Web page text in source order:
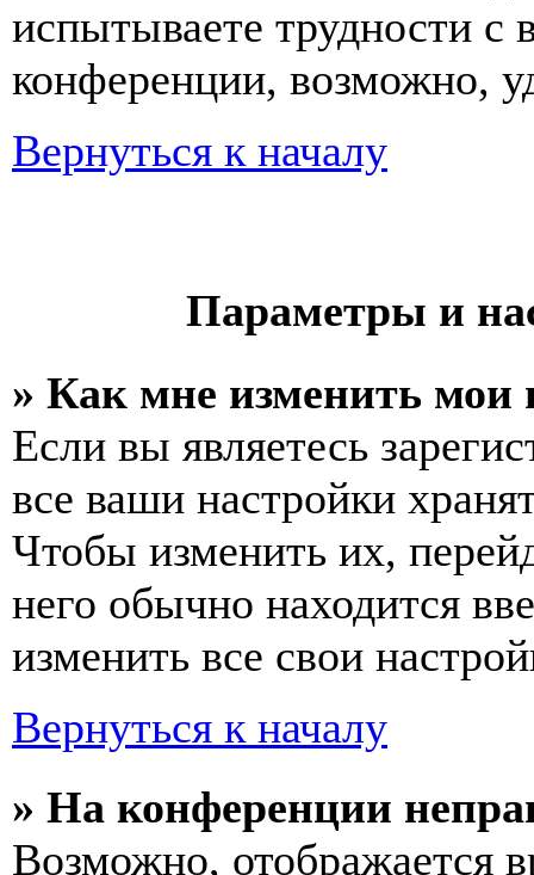
испытываете трудности с
конференции, возможно,
Вернуться к началу
Параметры и
» Как мне изменить мои
Если вы являетесь
все ваши настройки
Чтобы изменить их,
него обычно находится
изменить все свои
Вернуться к началу
» На конференции
Возможно, отображается